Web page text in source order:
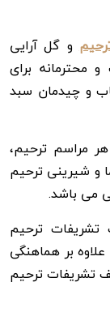
و گل آرایی
محترمانه برای
و چیدمان سبد
مراسم ترحیم،
و شیرینی ترحیم
می باشد.
تشریفات ترحیم
بر هماهنگی
تشریفات ترحیم